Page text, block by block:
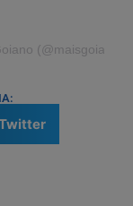
(@maisgoiano)